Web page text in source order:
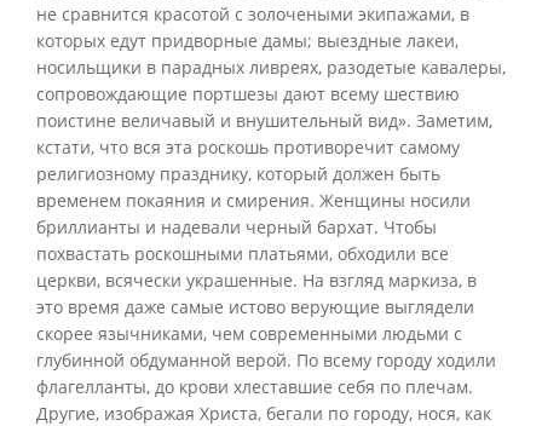
не сравнится красотой с золочеными экипажами, в
которых едут придворные дамы; выездные лакеи,
носильщики в парадных ливреях, разодетые кавалеры,
сопровождающие портшезы дают всему шествию
поистине величавый и внушительный вид». Заметим,
кстати, что вся эта роскошь противоречит самому
религиозному празднику, который должен быть
временем покаяния и смирения. Женщины носили
бриллианты и надевали черный бархат. Чтобы
похвастать роскошными платьями, обходили все
церкви, всячески украшенные. На взгляд маркиза, в
это время даже самые истово верующие выглядели
скорее язычниками, чем современными людьми с
глубинной обдуманной верой. По всему городу ходили
флагелланты, до крови хлеставшие себя по плечам.
Другие, изображая Христа, бегали по городу, нося, как